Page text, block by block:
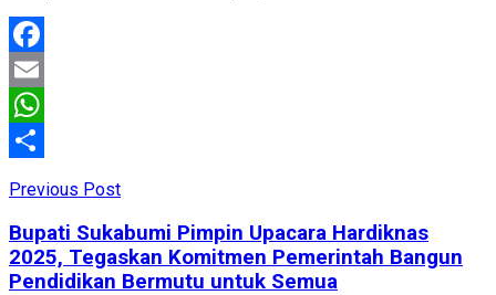
Facebook
Email
WhatsApp
Previous Post
Bupati Sukabumi Pimpin Upacara Hardiknas
2025, Tegaskan Komitmen Pemerintah Bangun
Pendidikan Bermutu untuk Semua